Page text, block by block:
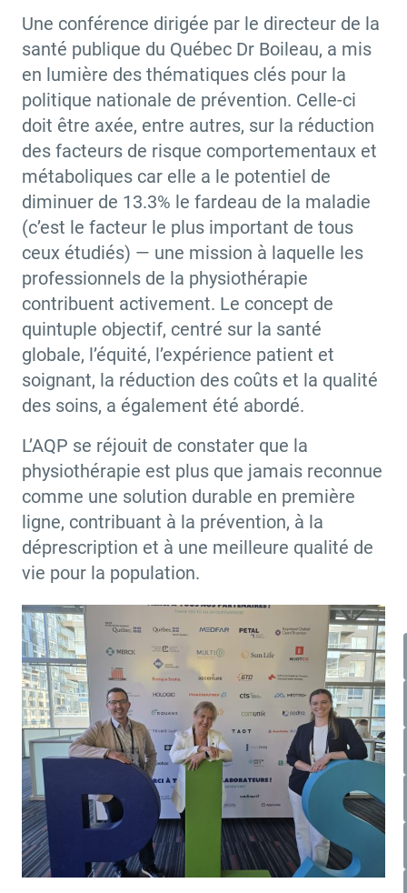
Une conférence dirigée par le directeur de la
santé publique du Québec Dr Boileau, a mis
en lumière des thématiques clés pour la
politique nationale de prévention. Celle-ci
doit être axée, entre autres, sur la réduction
des facteurs de risque comportementaux et
métaboliques car elle a le potentiel de
diminuer de 13.3% le fardeau de la maladie
(c’est le facteur le plus important de tous
ceux étudiés) — une mission à laquelle les
professionnels de la physiothérapie
contribuent activement. Le concept de
quintuple objectif, centré sur la santé
globale, l’équité, l’expérience patient et
soignant, la réduction des coûts et la qualité
des soins, a également été abordé.
L’AQP se réjouit de constater que la
physiothérapie est plus que jamais reconnue
comme une solution durable en première
ligne, contribuant à la prévention, à la
déprescription et à une meilleure qualité de
vie pour la population.